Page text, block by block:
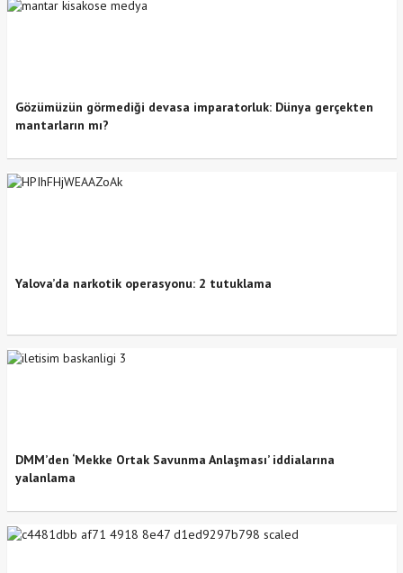
Gözümüzün görmediği devasa imparatorluk: Dünya gerçekten
mantarların mı?
Yalova’da narkotik operasyonu: 2 tutuklama
DMM’den ‘Mekke Ortak Savunma Anlaşması’ iddialarına
yalanlama